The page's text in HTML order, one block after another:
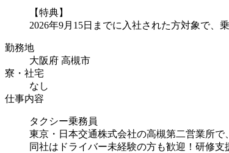
【特典】
2026年9月15日までに入社された方対象で、
勤務地
大阪府 高槻市
寮・社宅
なし
仕事内容
タクシー乗務員
東京・日本交通株式会社の高槻第二営業所で
同社はドライバー未経験の方も歓迎！研修